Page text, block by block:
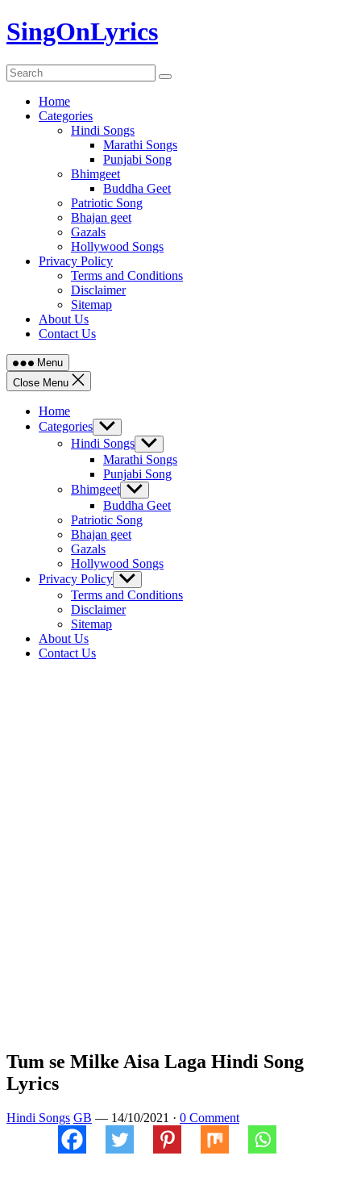
Skip
to
SingOnLyrics
Home
Categories
Hindi Songs
Marathi Songs
Punjabi Song
Bhimgeet
Buddha Geet
Patriotic Song
Bhajan geet
Gazals
Hollywood Songs
Privacy Policy
Terms and Conditions
Disclaimer
Sitemap
About Us
Contact Us
Menu
Close Menu
Home
Categories Show
sub
menu
Hindi Songs Show
sub
menu
Marathi Songs
Punjabi Song
Bhimgeet Show
sub
menu
Buddha Geet
Patriotic Song
Bhajan geet
Gazals
Hollywood Songs
Privacy Policy Show
sub
menu
Terms and Conditions
Disclaimer
Sitemap
About Us
Contact Us
Tum se Milke Aisa Laga Hindi Song
Lyrics
Hindi Songs GB — 14/10/2021 · 0 Comment